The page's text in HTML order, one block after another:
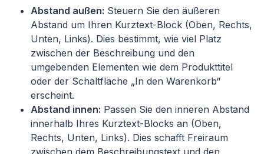
Abstand außen: Steuern Sie den äußeren
Abstand um Ihren Kurztext-Block (Oben, Rechts,
Unten, Links). Dies bestimmt, wie viel Platz
zwischen der Beschreibung und den
umgebenden Elementen wie dem Produkttitel
oder der Schaltfläche „In den Warenkorb“
erscheint.
Abstand innen: Passen Sie den inneren Abstand
innerhalb Ihres Kurztext-Blocks an (Oben,
Rechts, Unten, Links). Dies schafft Freiraum
zwischen dem Beschreibungstext und den